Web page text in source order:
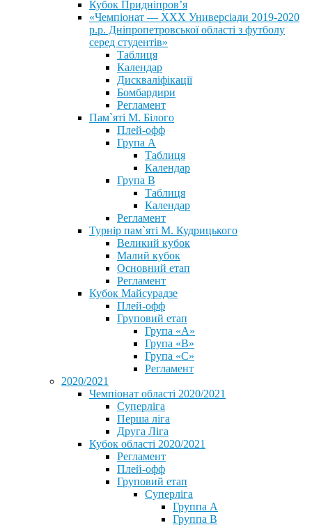
Кубок Придніпров’я
«Чемпіонат — ХХХ Универсіади 2019-2020
р.р. Дніпропетровської області з футболу
серед студентів»
Таблиця
Календар
Дискваліфікації
Бомбардири
Регламент
Пам`яті М. Білого
Плей-офф
Група А
Таблиця
Календар
Група В
Таблиця
Календар
Регламент
Турнір пам`яті М. Кудрицького
Великий кубок
Малий кубок
Основний етап
Регламент
Кубок Майсурадзе
Плей-офф
Груповий етап
Група «А»
Група «B»
Група «C»
Регламент
2020/2021
Чемпіонат області 2020/2021
Суперліга
Перша ліга
Друга Ліга
Кубок області 2020/2021
Регламент
Плей-офф
Груповий етап
Суперліга
Группа A
Группа B